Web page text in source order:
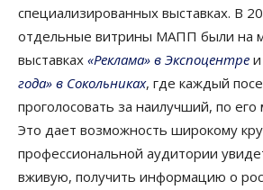
специализированных выставках. В
отдельные витрины МАПП были на
выставках «Реклама» в Экспоцентре и
года» в Сокольниках, где каждый
проголосовать за наилучший, по
Это дает возможность широкому
профессиональной аудитории
вживую, получить информацию о